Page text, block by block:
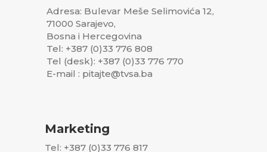
Adresa: Bulevar Meše Selimovića 12,
71000 Sarajevo,
Bosna i Hercegovina
Tel: +387 (0)33 776 808
Tel (desk): +387 (0)33 776 770
E-mail : pitajte@tvsa.ba
Marketing
Tel: +387 (0)33 776 817